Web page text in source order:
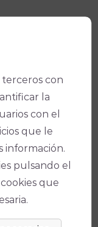
terceros con
la
con el
que le
información.
pulsando el
que